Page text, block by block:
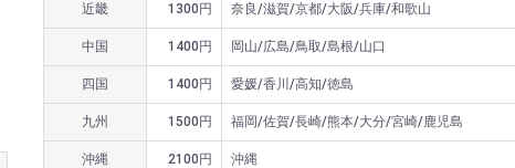
近畿 1300円 奈良/滋賀/京都/大阪/兵庫/和歌山
中国 1400円 岡山/広島/鳥取/島根/山口
四国 1400円 愛媛/香川/高知/徳島
九州 1500円 福岡/佐賀/長崎/熊本/大分/宮崎/鹿児島
沖縄 2100円 沖縄